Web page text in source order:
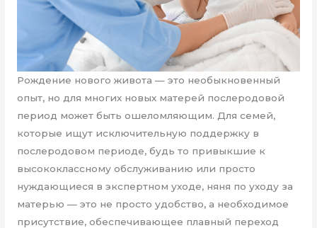
Рождение нового живота — это необыкновенный
опыт, но для многих новых матерей послеродовой
период может быть ошеломляющим. Для семей,
которые ищут исключительную поддержку в
послеродовом периоде, будь то привыкшие к
высококлассному обслуживанию или просто
нуждающиеся в экспертном уходе, няня по уходу за
матерью — это не просто удобство, а необходимое
присутствие, обеспечивающее плавный переход